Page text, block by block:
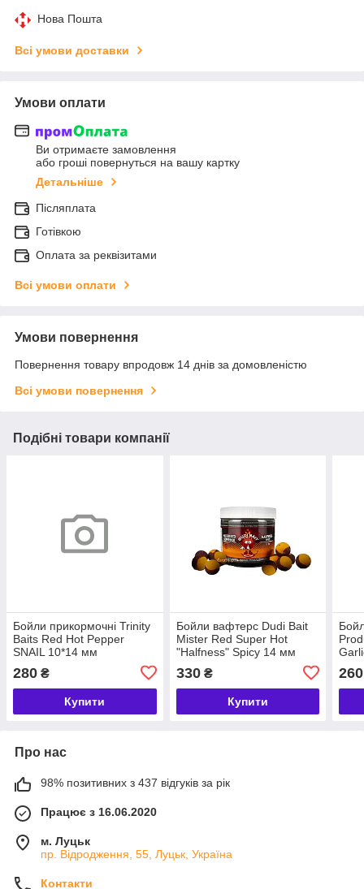
Нова Пошта
Всі умови доставки
Умови оплати
Ви отримаєте замовлення
або гроші повернуться на вашу картку
Детальніше
Післяплата
Готівкою
Оплата за реквізитами
Всі умови оплати
Умови повернення
Повернення товару впродовж 14 днів за домовленістю
Всі умови повернення
Подібні товари компанії
Бойли прикормочні Trinity
Baits Red Hot Pepper
SNAIL 10*14 мм
280 ₴
Купити
Бойли вафтерс Dudi Bait
Mister Red Super Hot
"Halfness" Spicy 14 мм
330₴
Купити
260
Про нас
98% позитивних з 437 відгуків за рік
Працює з 16.06.2020
м. Луцьк
пр. Відродження, 55, Луцьк, Україна
Контакти